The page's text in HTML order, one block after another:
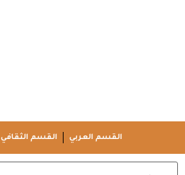
القسم العربي القسم الثقافي